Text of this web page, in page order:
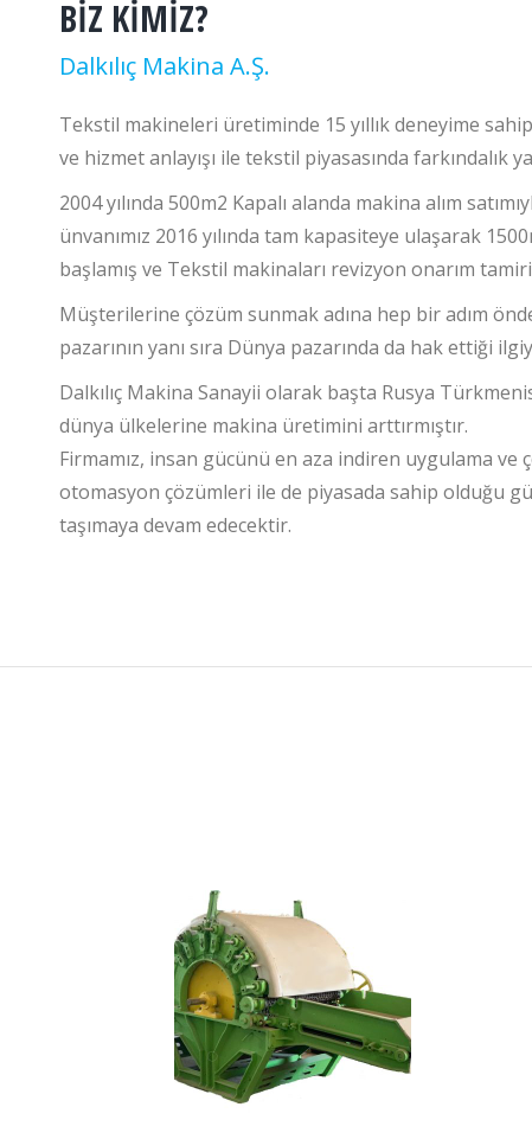
BİZ KİMİZ?
Dalkılıç Makina A.Ş.
Tekstil makineleri üretiminde 15 yıllık deneyime
ve hizmet anlayışı ile tekstil piyasasında farkındalık
2004 yılında 500m2 Kapalı alanda makina alım
ünvanımız 2016 yılında tam kapasiteye ulaşarak
başlamış ve Tekstil makinaları revizyon onarım
Müşterilerine çözüm sunmak adına hep bir adım
pazarının yanı sıra Dünya pazarında da hak ettiği
Dalkılıç Makina Sanayii olarak başta Rusya
dünya ülkelerine makina üretimini arttırmıştır.
Firmamız, insan gücünü en aza indiren uygulama ve
otomasyon çözümleri ile de piyasada sahip olduğu
taşımaya devam edecektir.